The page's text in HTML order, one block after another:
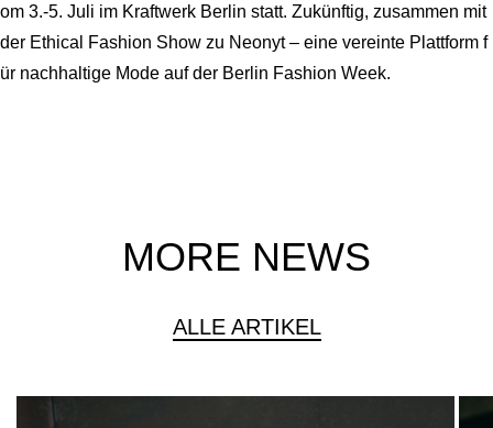
om 3.-5. Juli im Kraftwerk Berlin statt. Zukünftig, zusammen mit
der Ethical Fashion Show zu Neonyt – eine vereinte Plattform f
ür nachhaltige Mode auf der Berlin Fashion Week.
MORE NEWS
ALLE ARTIKEL